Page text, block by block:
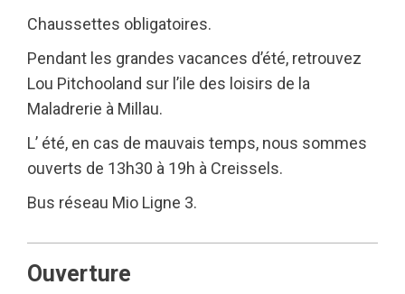
Chaussettes obligatoires.
Pendant les grandes vacances d’été, retrouvez
Lou Pitchooland sur l’ile des loisirs de la
Maladrerie à Millau.
L’ été, en cas de mauvais temps, nous sommes
ouverts de 13h30 à 19h à Creissels.
Bus réseau Mio Ligne 3.
Ouverture